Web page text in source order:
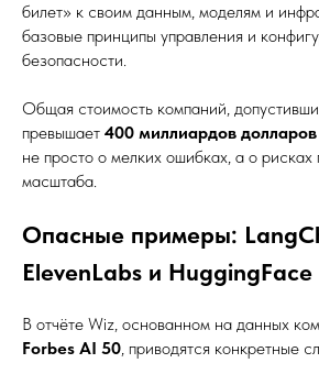
билет» к своим данным, моделям и
базовые принципы управления и
безопасности.
Общая стоимость компаний,
превышает 400 миллиардов долларов
не просто о мелких ошибках, а о рисках
масштаба.
Опасные примеры:
ElevenLabs и HuggingFace
В отчёте Wiz, основанном на данных
Forbes AI 50, приводятся конкретные